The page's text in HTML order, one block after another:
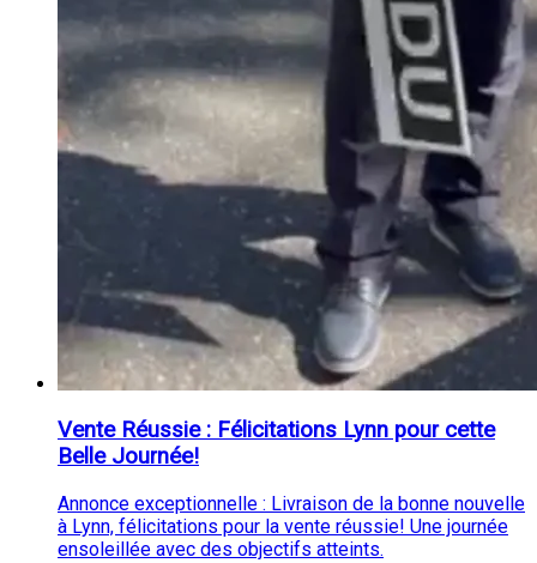
Vente Réussie : Félicitations Lynn pour cette
Belle Journée!
Annonce exceptionnelle : Livraison de la bonne nouvelle
à Lynn, félicitations pour la vente réussie! Une journée
ensoleillée avec des objectifs atteints.